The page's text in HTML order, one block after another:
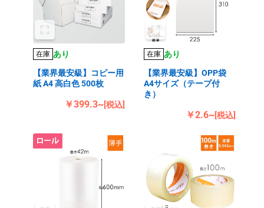
在庫 あり
【業界最安級】コピー用
紙 A4 高白色 500枚
￥399.3~[税込]
在庫 あり
【業界最安級】OPP袋
A4サイズ（テープ付
き）
￥2.6~[税込]